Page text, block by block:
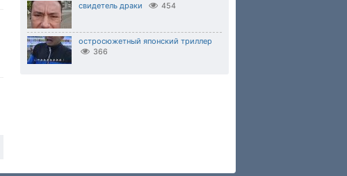
свидетель драки 454
остросюжетный японский триллер
366